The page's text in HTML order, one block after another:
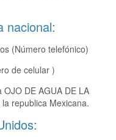
nacional:
(Número telefónico)
de celular )
DE AGUA DE LA
republica Mexicana.